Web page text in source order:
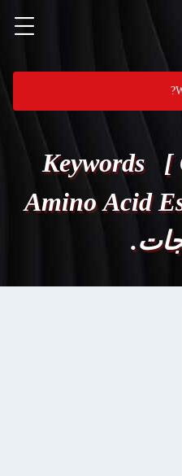
Keywords [
Amino Acid